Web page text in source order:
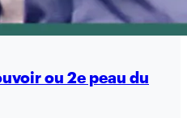
ou 2e peau du